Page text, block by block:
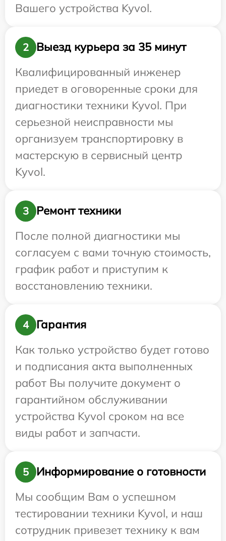
Вашего устройства Kyvol.
2
Выезд курьера за 35 минут
Квалифицированный инженер
приедет в оговоренные сроки для
диагностики техники Kyvol. При
серьезной неисправности мы
организуем транспортировку в
мастерскую в сервисный центр
Kyvol.
3
Ремонт техники
После полной диагностики мы
согласуем с вами точную стоимость,
график работ и приступим к
восстановлению техники.
4
Гарантия
Как только устройство будет готово
и подписания акта выполненных
работ Вы получите документ о
гарантийном обслуживании
устройства Kyvol сроком на все
виды работ и запчасти.
5
Информирование о готовности
Мы сообщим Вам о успешном
тестировании техники Kyvol, и наш
сотрудник привезет технику к вам